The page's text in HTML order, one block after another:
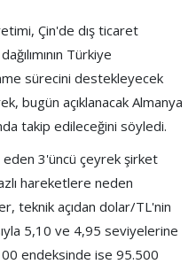
Çin'de dış ticaret
Türkiye
sürecini destekleyecek
bugün açıklanacak Almanya
takip edileceğini söyledi.
eden 3'üncü çeyrek şirket
hareketlere neden
teknik açıdan dolar/TL'nin
5,10 ve 4,95 seviyelerine
endeksinde ise 95.500